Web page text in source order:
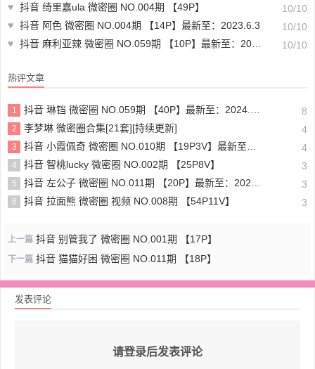
♥ 抖音 绮里嘉ula 微密圈 NO.004期 【49P】
10/10
♥ 抖音 阿色 微密圈 NO.004期 【14P】最新至：2023.6.3
10/10
♥ 抖音 麻利亚辣 微密圈 NO.059期 【10P】最新至：2023.8.27 10/10
热评文章
1 抖音 琳铛 微密圈 NO.059期 【40P】最新至：2024.1.10 8
2 李梦琳 微密圈合集[21套][持续更新] 4
3 抖音 小霞佩奇 微密圈 NO.010期 【19P3V】最新至：2025.5.26 4
4 抖音 智桃lucky 微密圈 NO.002期 【25P8V】 3
5 抖音 左公子 微密圈 NO.011期 【20P】最新至：2024.5.13 3
6 抖音 拉面熊 微密圈 视频 NO.008期 【54P11V】 3
上一篇 抖音 别管我了 微密圈 NO.001期 【17P】
下一篇 抖音 猫猫好困 微密圈 NO.011期 【18P】
发表评论
请登录后发表评论